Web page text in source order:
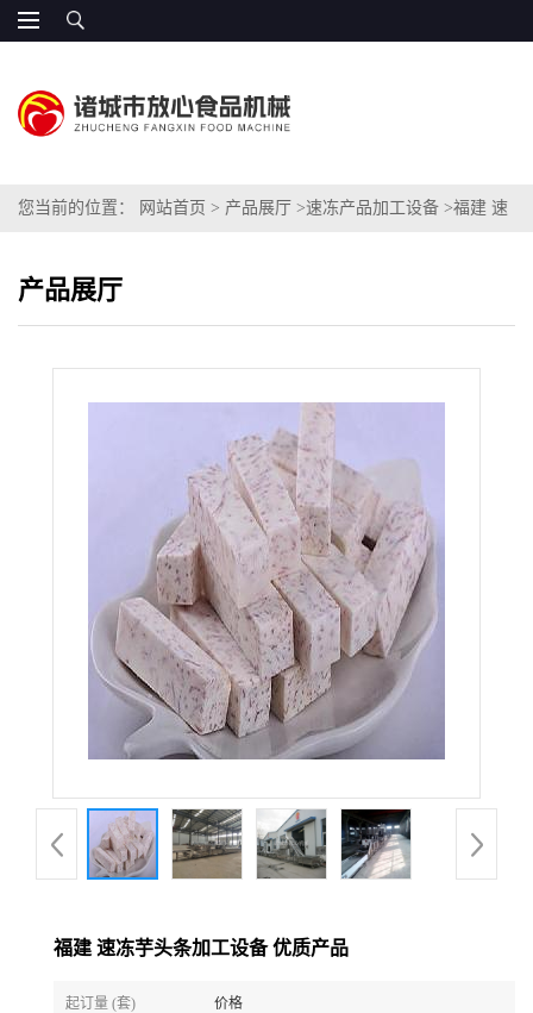
您当前的位置： 网站首页 > 产品展厅 >速冻产品加工设备 >福建 速
产品展厅
福建 速冻芋头条加工设备 优质产品
起订量 (套) 价格